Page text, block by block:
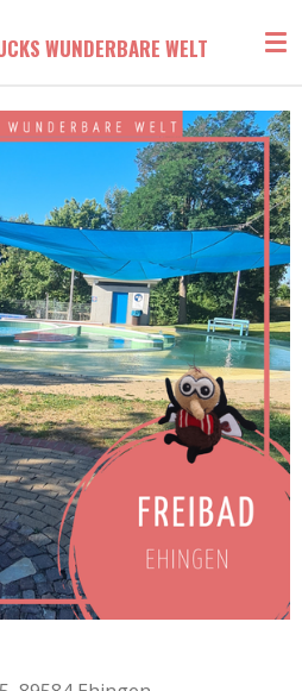
WUNDERBARE WELT